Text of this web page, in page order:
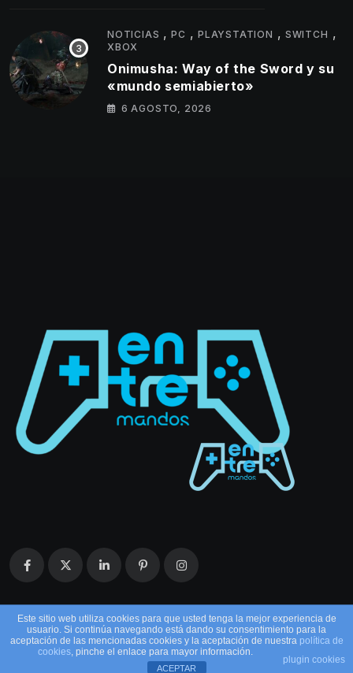
NOTICIAS ,PC ,PLAYSTATION , SWITCH ,
XBOX
Onimusha: Way of the Sword y su
«mundo semiabierto»
6 AGOSTO, 2026
Este sitio web utiliza cookies para que usted tenga la mejor experiencia de
usuario. Si continúa navegando está dando su consentimiento para la
aceptación de las mencionadas cookies y la aceptación de nuestra política de
cookies, pinche el enlace para mayor información.
plugin cookies
ACEPTAR